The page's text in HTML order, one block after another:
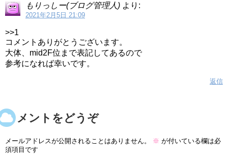
もりっしー(ブログ管理人) より:
2021年2月5日 21:09
>>1
コメントありがとうございます。
大体、mid2F位まで表記してあるので
参考になれば幸いです。
返信
コメントをどうぞ
メールアドレスが公開されることはありません。 ※ が付いている欄は必
須項目です